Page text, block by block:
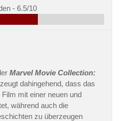
- 6.5/10
Marvel Movie Collection:
dahingehend, dass das
mit einer neuen und
während auch die
zu überzeugen